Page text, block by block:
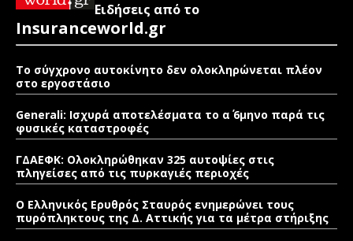
Ειδήσεις από το
Insuranceworld.gr
Το σύγχρονο αυτοκίνητο δεν ολοκληρώνεται πλέον
στο εργοστάσιο
Generali: Ισχυρά αποτελέσματα το α΄ 6μηνο παρά τις
φυσικές καταστροφές
ΓΔΑΕΦΚ: Ολοκληρώθηκαν 325 αυτοψίες στις
πληγείσες από τις πυρκαγιές περιοχές
Ο Ελληνικός Ερυθρός Σταυρός ενημερώνει τους
πυρόπληκτους της Δ. Αττικής για τα μέτρα στήριξης